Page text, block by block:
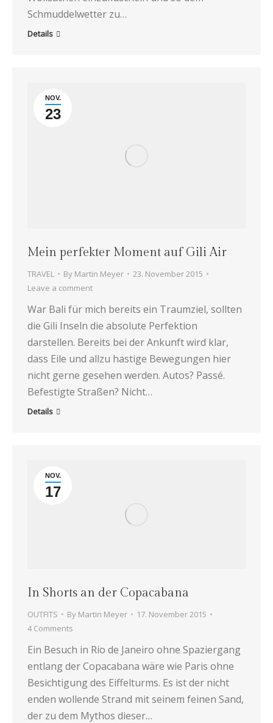
Schmuddelwetter zu…
Details
NOV.
23
Mein perfekter Moment auf Gili Air
TRAVEL By Martin Meyer
23. November 2015
Leave a comment
War Bali für mich bereits ein Traumziel, sollten
die Gili Inseln die absolute Perfektion
darstellen. Bereits bei der Ankunft wird klar,
dass Eile und allzu hastige Bewegungen hier
nicht gerne gesehen werden. Autos? Passé.
Befestigte Straßen? Nicht…
Details
NOV.
17
In Shorts an der Copacabana
OUTFITS By Martin Meyer
17. November 2015
4 Comments
Ein Besuch in Rio de Janeiro ohne Spaziergang
entlang der Copacabana wäre wie Paris ohne
Besichtigung des Eiffelturms. Es ist der nicht
enden wollende Strand mit seinem feinen Sand,
der zu dem Mythos dieser…